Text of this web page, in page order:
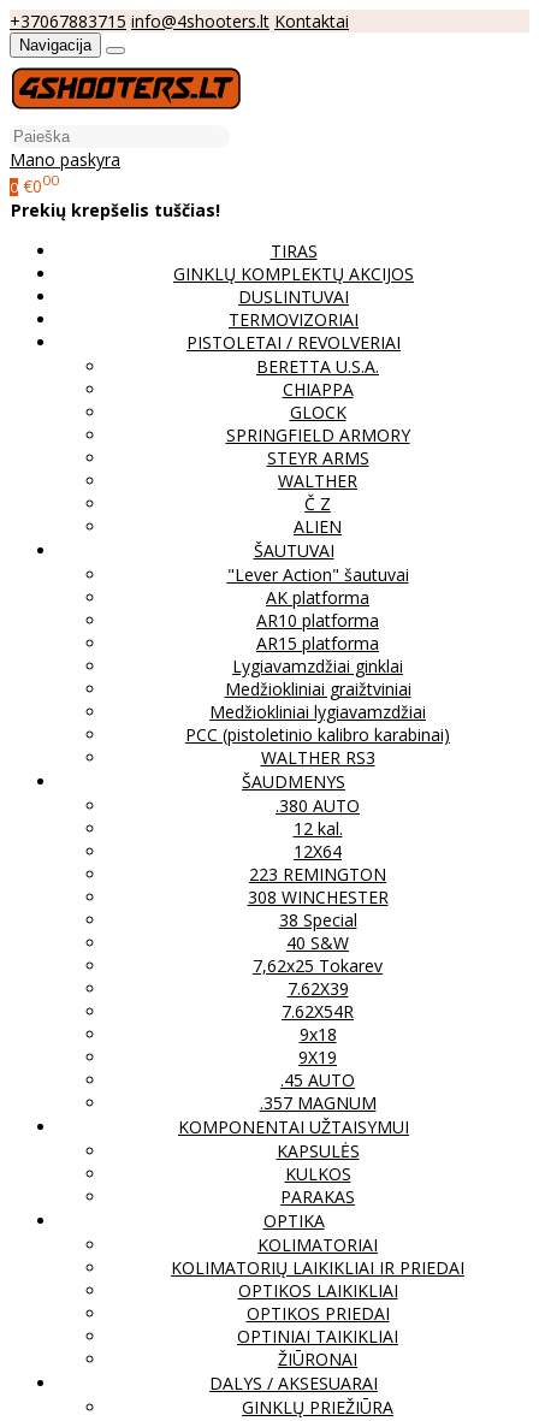
+37067883715 info@4shooters.lt Kontaktai
Navigacija
Mano paskyra
0 €000
Prekių krepšelis tuščias!
TIRAS
GINKLŲ KOMPLEKTŲ AKCIJOS
DUSLINTUVAI
TERMOVIZORIAI
PISTOLETAI / REVOLVERIAI
BERETTA U.S.A.
CHIAPPA
GLOCK
SPRINGFIELD ARMORY
STEYR ARMS
WALTHER
Č Z
ALIEN
ŠAUTUVAI
"Lever Action" šautuvai
AK platforma
AR10 platforma
AR15 platforma
Lygiavamzdžiai ginklai
Medžiokliniai graižtviniai
Medžiokliniai lygiavamzdžiai
PCC (pistoletinio kalibro karabinai)
WALTHER RS3
ŠAUDMENYS
.380 AUTO
12 kal.
12X64
223 REMINGTON
308 WINCHESTER
38 Special
40 S&W
7,62x25 Tokarev
7.62X39
7.62X54R
9x18
9X19
.45 AUTO
.357 MAGNUM
KOMPONENTAI UŽTAISYMUI
KAPSULĖS
KULKOS
PARAKAS
OPTIKA
KOLIMATORIAI
KOLIMATORIŲ LAIKIKLIAI IR PRIEDAI
OPTIKOS LAIKIKLIAI
OPTIKOS PRIEDAI
OPTINIAI TAIKIKLIAI
ŽIŪRONAI
DALYS / AKSESUARAI
GINKLŲ PRIEŽIŪRA